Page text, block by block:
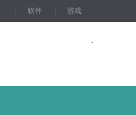
软件 游戏